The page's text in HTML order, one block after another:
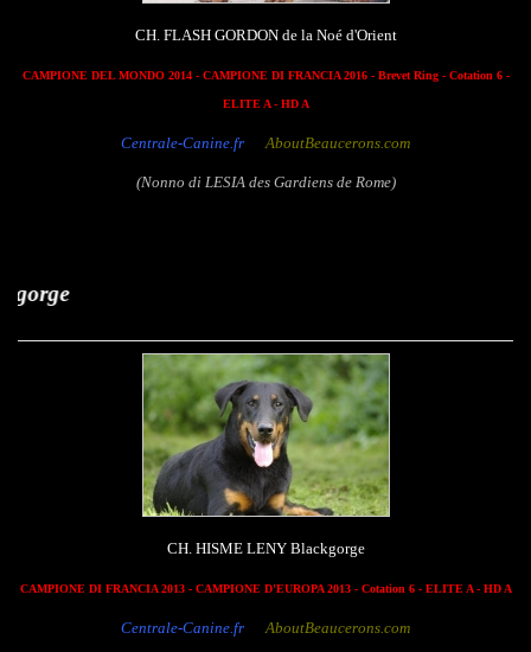
CH. FLASH GORDON de la Noé d'Orient
CAMPIONE DEL MONDO 2014 - CAMPIONE DI FRANCIA 2016 - Brevet Ring - Cotation 6 -
ELITE A - HD A
Centrale-Canine.fr AboutBeaucerons.com
(Nonno di LESIA des Gardiens de Rome)
CH. HISME LENY Blackgorge
CAMPIONE DI FRANCIA 2013- CAMPIONE D'EUROPA 2013 - Cotation 6 - ELITE A - HD A
Centrale-Canine.fr AboutBeaucerons.com